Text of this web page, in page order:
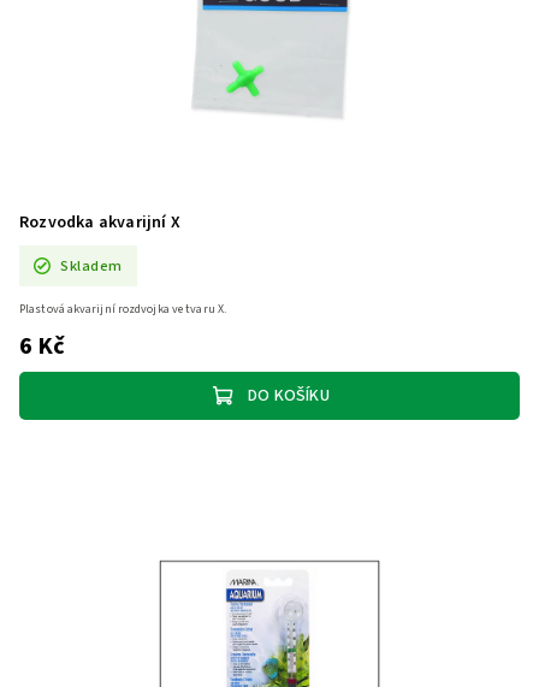
Rozvodka akvarijní X
Skladem
6 Kč
DO KOŠÍKU
Plastová akvarijní rozdvojka ve tvaru X.